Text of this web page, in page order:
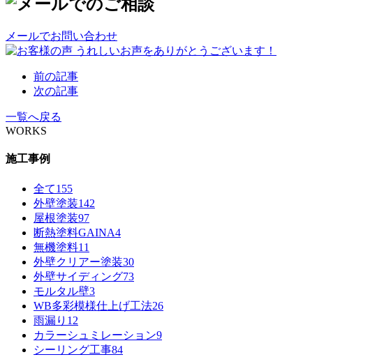
メールでお問い合わせ
前の記事
次の記事
一覧へ戻る
WORKS
施工事例
全て155
外壁塗装142
屋根塗装97
断熱塗料GAINA4
無機塗料11
外壁クリアー塗装30
外壁サイディング73
モルタル壁3
WB多彩模様仕上げ工法26
雨漏り 12
カラーシュミレーション9
シーリング工事84